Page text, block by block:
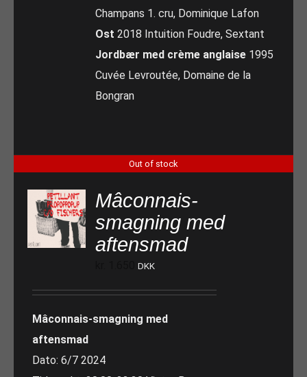
Champans 1. cru, Dominique Lafon
Ost 2018 Intuition Foudre, Sextant
Jordbær med crème anglaise 1995
Cuvée Levroutée, Domaine de la
Bongran
Out of stock
Mâconnais-
smagning med
aftensmad
DKK
Mâconnais-smagning med
aftensmad
Dato: 6/7 2024